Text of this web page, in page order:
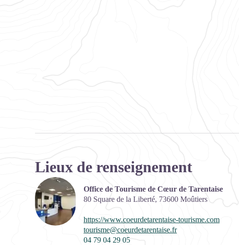
Lieux de renseignement
Office de Tourisme de Cœur de Tarentaise
80 Square de la Liberté, 73600 Moûtiers
https://www.coeurdetarentaise-tourisme.com
tourisme@coeurdetarentaise.fr
04 79 04 29 05